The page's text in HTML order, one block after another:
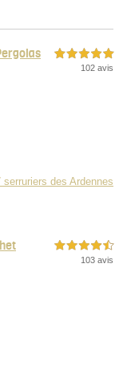
5,0 étoiles sur 5
102 avis
des Ardennes
4,5 étoiles sur 5
103 avis